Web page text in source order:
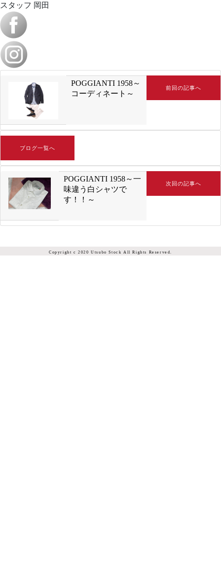
スタッフ 岡田
POGGIANTI 1958～
コーディネート～
前回の記事へ
ブログ一覧へ
POGGIANTI 1958～一
味違う白シャツで
す！！～
次回の記事へ
Copyright c 2020 Utsubo Stock All Rights Reserved.